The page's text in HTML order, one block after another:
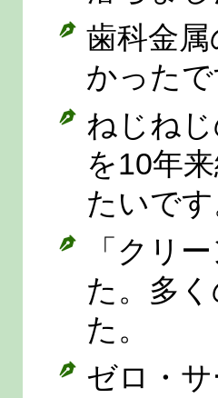
歯科金
かった
ねじね
を10年
たいで
「クリ
た。多
た。
ゼロ・